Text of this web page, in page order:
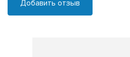
Добавить отзыв